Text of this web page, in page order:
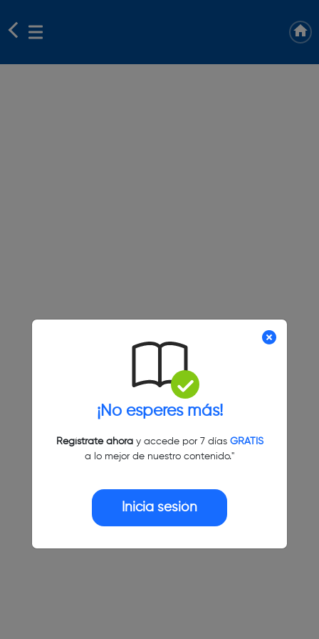
¡No esperes más!
Regístrate ahoray accede por 7 días GRATIS
a lo mejor de nuestro contenido."
Inicia sesión